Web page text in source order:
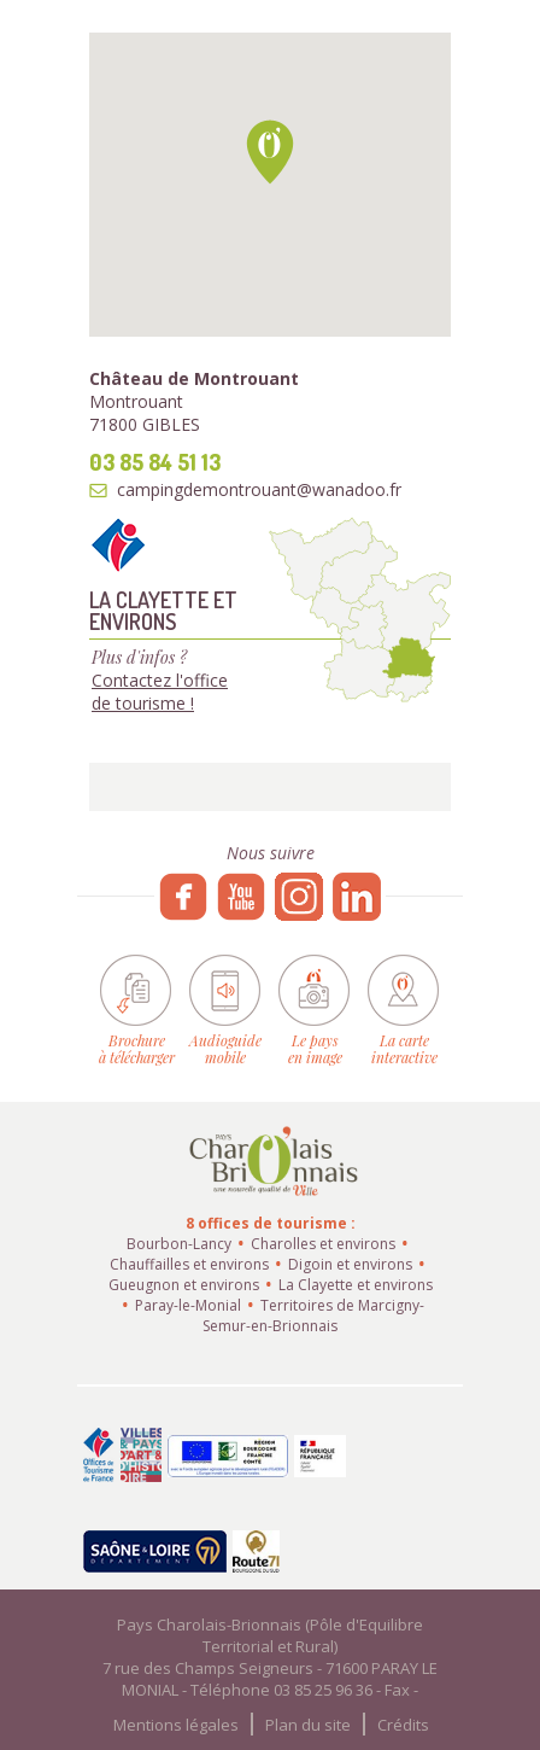
Château de Montrouant
Montrouant
71800 GIBLES
03 85 84 51 13
campingdemontrouant@wanadoo.fr
LA CLAYETTE ET
ENVIRONS
Plus d'infos ?
Contactez l'office
de tourisme !
Nous suivre
Brochure
à télécharger
Audioguide
mobile
Le pays
en image
La carte
interactive
8 offices de tourisme :
Bourbon-Lancy
Charolles et environs
Chauffailles et environs
Digoin et environs
Gueugnon et environs
La Clayette et environs
Paray-le-Monial
Territoires de Marcigny-
Semur-en-Brionnais
Pays Charolais-Brionnais (Pôle d'Equilibre
Territorial et Rural)
7 rue des Champs Seigneurs - 71600 PARAY LE
MONIAL - Téléphone 03 85 25 96 36 - Fax -
Mentions légales
Plan du site Crédits